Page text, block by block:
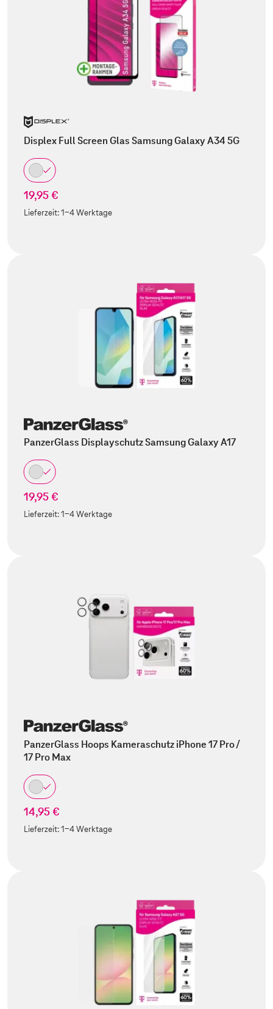
Displex Full Screen Glas Samsung Galaxy A34 5G
19,95 €
Lieferzeit:1-4 Werktage
PanzerGlass Displayschutz Samsung Galaxy A17
19,95 €
Lieferzeit:1-4 Werktage
PanzerGlass Hoops Kameraschutz iPhone 17 Pro /
17 Pro Max
14,95 €
Lieferzeit:1-4 Werktage